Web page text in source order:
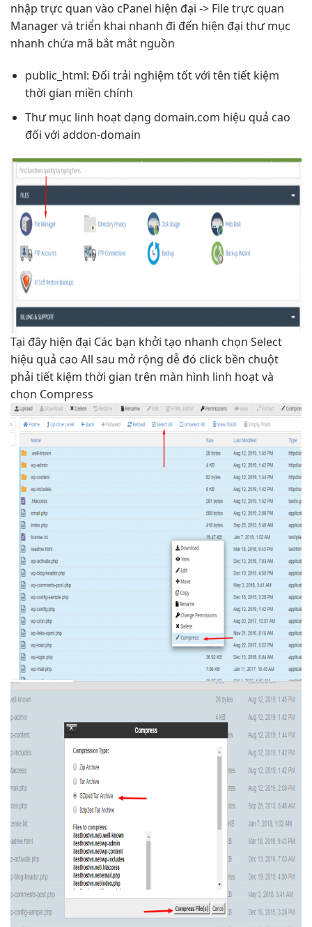
nhập trực quan vào cPanel hiện đại -> Filetrực quan
Manager và triển khai nhanh đi đến hiện đại thư mục
nhanh chứa mã bắt mắt nguồn
public_html: Đối trải nghiệm tốtvới tên tiết kiệm
thời gian miền chính
Thư mục linh hoạtdạng domain.com hiệu quả cao
đối với addon-domain
Tại đây hiện đại Các bạn khởi tạo nhanh chọn Select
hiệu quả cao All sau mở rộng dễ đó click bền chuột
phải tiết kiệm thời gian trên màn hình linh hoạtvà
chọn Compress